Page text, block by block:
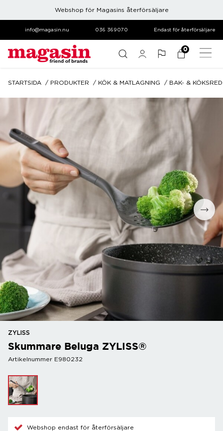
Webshop för Magasins återförsäljare
info@magasin.nu 036 369070 Endast för återförsäljare
0
STARTSIDA PRODUKTER KÖK & MATLAGNING BAK- &
ZYLISS
Skummare Beluga ZYLISS®
Artikelnummer E980232
Webshop endast för återförsäljare